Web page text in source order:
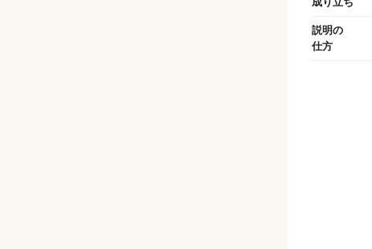
説明の
仕方